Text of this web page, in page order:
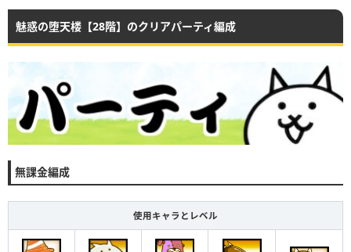
魅惑の堕天楼【28階】のクリアパーティ編成
無課金編成
使用キャラとレベル